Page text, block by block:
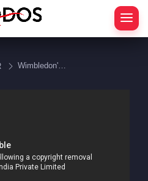
Wimbledon'da